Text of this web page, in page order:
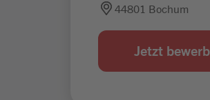
44801 Bochum
Jetzt